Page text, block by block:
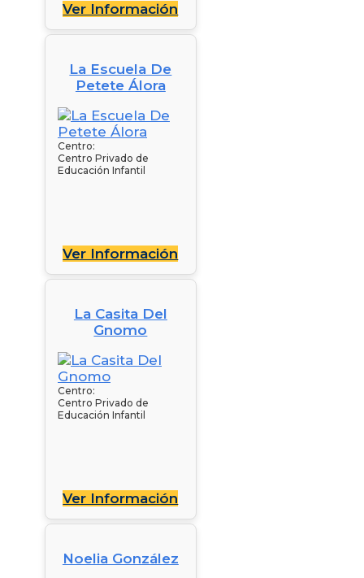
Ver Información
La Escuela De
Petete Álora
Centro:
Centro Privado de
Educación Infantil
Ver Información
La Casita Del
Gnomo
Centro:
Centro Privado de
Educación Infantil
Ver Información
Noelia González